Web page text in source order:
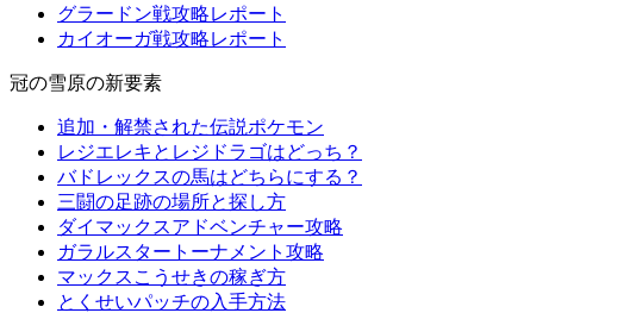
グラードン戦攻略レポート
カイオーガ戦攻略レポート
冠の雪原の新要素
追加・解禁された伝説ポケモン
レジエレキとレジドラゴはどっち？
バドレックスの馬はどちらにする？
三闘の足跡の場所と探し方
ダイマックスアドベンチャー攻略
ガラルスタートーナメント攻略
マックスこうせきの稼ぎ方
とくせいパッチの入手方法